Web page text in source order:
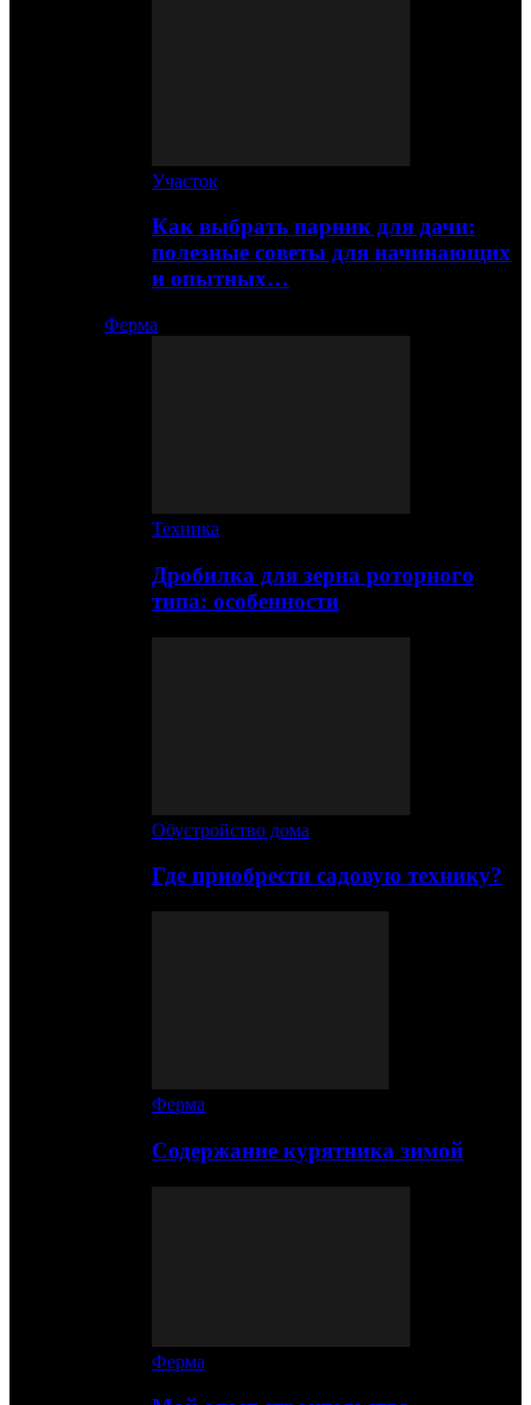
Участок
Как выбрать парник для дачи:
полезные советы для начинающих
и опытных…
Ферма
Техника
Дробилка для зерна роторного
типа: особенности
Обустройство дома
Где приобрести садовую технику?
Ферма
Содержание курятника зимой
Ферма